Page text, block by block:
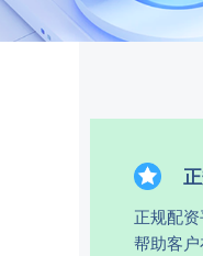
正规配
帮助客